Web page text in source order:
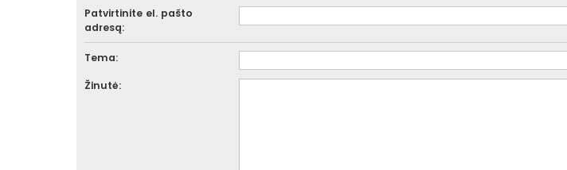
Patvirtinite el. pašto
adresą:
Tema:
Žinutė: